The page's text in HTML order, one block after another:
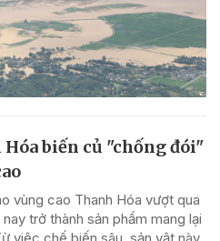
biến củ "chống đói"
vùng cao Thanh Hóa vượt qua
trở thành sản phẩm mang lại